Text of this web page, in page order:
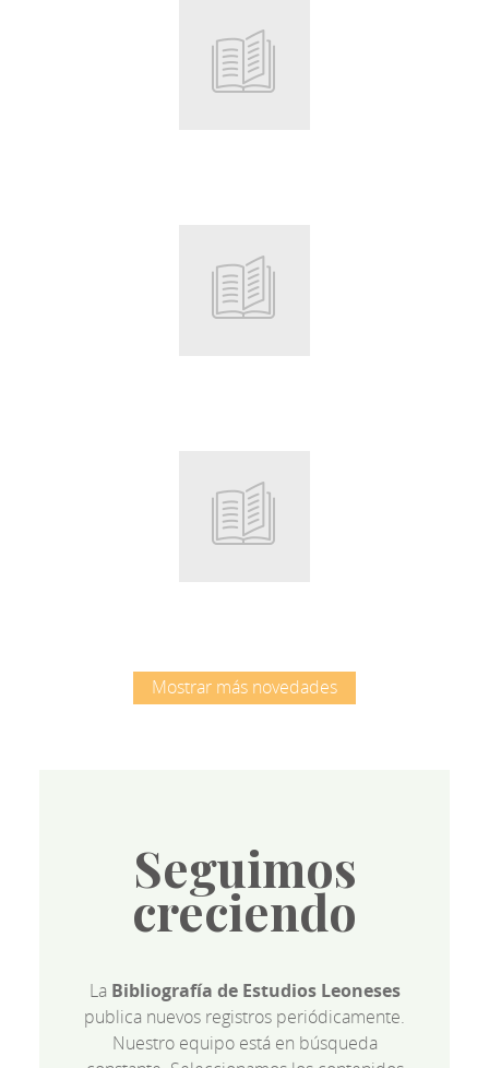
Root
Root
Root
Mostrar más novedades
Seguimos
creciendo
La Bibliografía de Estudios Leoneses
publica nuevos registros periódicamente.
Nuestro equipo está en búsqueda